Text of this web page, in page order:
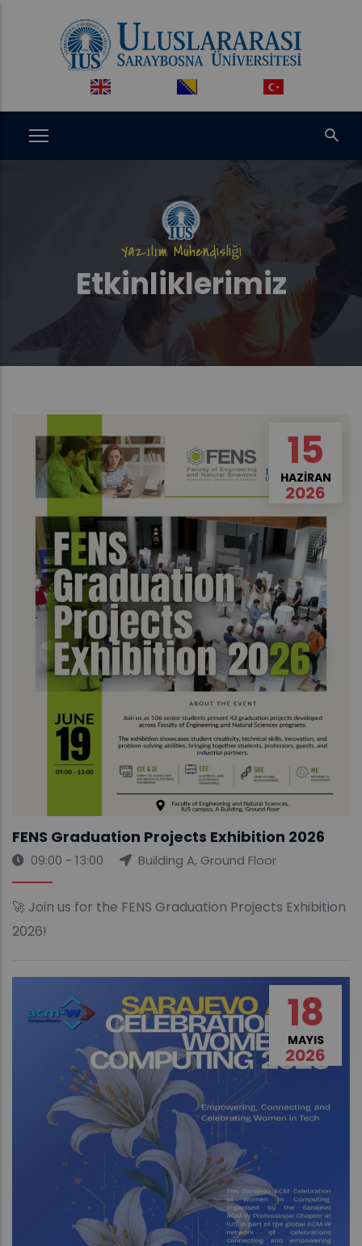
Yazılım Mühendisliği
Etkinliklerimiz
15
HAZIRAN
2026
FENS Graduation Projects Exhibition 2026
09:00 - 13:00 Building A, Ground Floor
🚀 Join us for the FENS Graduation Projects Exhibition
2026!
18
MAYIS
2026